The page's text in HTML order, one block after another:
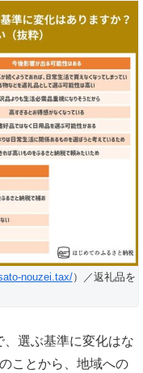
nouzei.tax/）／返礼品を
、選ぶ基準に変化はな
ことから、地域への